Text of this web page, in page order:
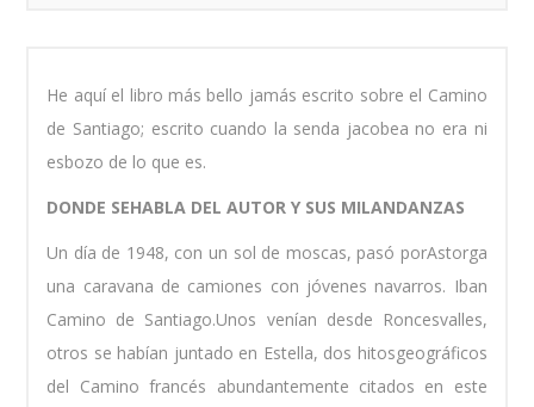
He aquí el libro más bello jamás escrito sobre el Camino
de Santiago; escrito cuando la senda jacobea no era ni
esbozo de lo que es.
DONDE SEHABLA DEL AUTOR Y SUS MILANDANZAS
Un día de 1948, con un sol de moscas, pasó porAstorga
una caravana de camiones con jóvenes navarros. Iban
Camino de Santiago.Unos venían desde Roncesvalles,
otros se habían juntado en Estella, dos hitosgeográficos
del Camino francés abundantemente citados en este